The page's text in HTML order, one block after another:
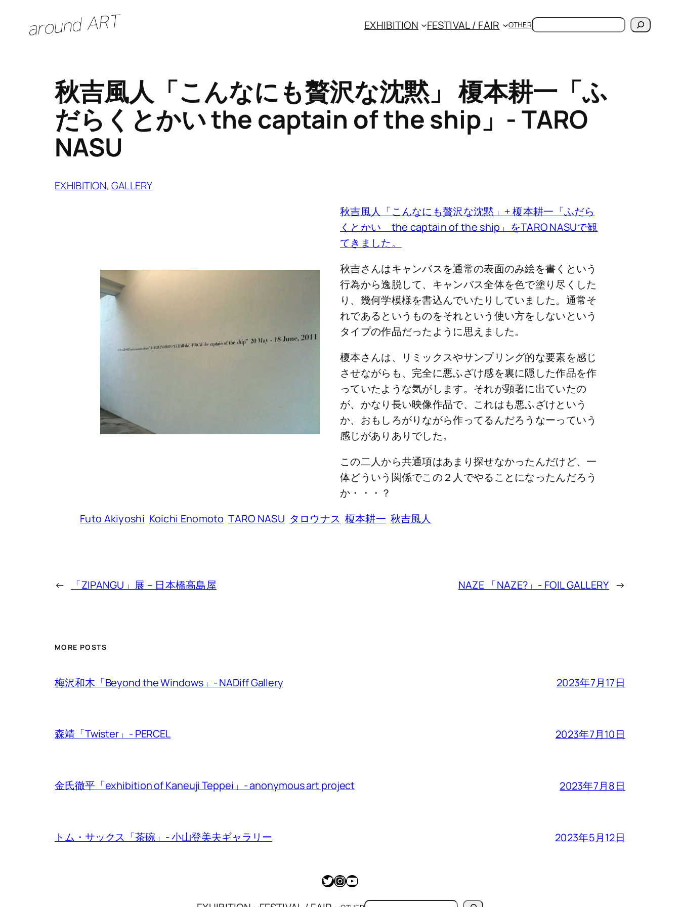
EXHIBITION FESTIVAL / FAIR OTHER検
秋吉風人「こんなにも贅沢な沈黙」 榎本耕一「ふ
だらくとかい the captain of the ship」- TARO
NASU
EXHIBITION, GALLERY
秋吉風人「こんなにも贅沢な沈黙」+ 榎本耕一「ふだら
くとかい the captain of the ship」をTARO NASUで観
てきました。
秋吉さんはキャンバスを通常の表面のみ絵を書くという
行為から逸脱して、キャンバス全体を色で塗り尽くした
り、幾何学模様を書込んでいたりしていました。通常そ
れであるというものをそれという使い方をしないという
タイプの作品だったように思えました。
榎本さんは、リミックスやサンプリング的な要素を感じ
させながらも、完全に悪ふざけ感を裏に隠した作品を作
っていたような気がします。それが顕著に出ていたの
が、かなり長い映像作品で、これはも悪ふざけという
か、おもしろがりながら作ってるんだろうなーっていう
感じがありありでした。
この二人から共通項はあまり探せなかったんだけど、一
体どういう関係でこの２人でやることになったんだろう
か・・・？
Futo Akiyoshi Koichi Enomoto TARO NASU タロウナス 榎本耕一 秋吉風人
← 「ZIPANGU」展 – 日本橋高島屋 NAZE 「NAZE?」- FOIL GALLERY →
MORE POSTS
梅沢和木「Beyond the Windows」- NADiff Gallery 2023年7月17日
森靖「Twister」- PERCEL 2023年7月10日
金氏徹平「exhibition of Kaneuji Teppei」- anonymous art project 2023年7月8日
トム・サックス「茶碗」- 小山登美夫ギャラリー 2023年5月12日
Twitter
Instagram
YouTube